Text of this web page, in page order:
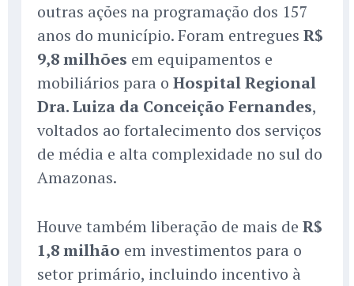
outras ações na programação dos 157
anos do município. Foram entregues R$
9,8 milhões em equipamentos e
mobiliários para o Hospital Regional
Dra. Luiza da Conceição Fernandes,
voltados ao fortalecimento dos serviços
de média e alta complexidade no sul do
Amazonas.
Houve também liberação de mais de R$
1,8 milhão em investimentos para o
setor primário, incluindo incentivo à